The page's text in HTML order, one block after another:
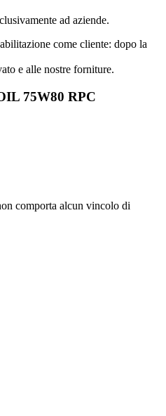
ad aziende.
come cliente: dopo la
e alle nostre forniture.
75W80 RPC
comporta alcun vincolo di